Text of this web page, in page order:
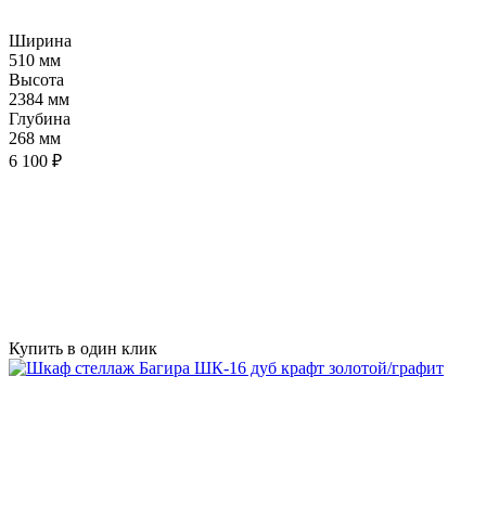
Ширина
510 мм
Высота
2384 мм
Глубина
268 мм
6 100 ₽
Купить в один клик